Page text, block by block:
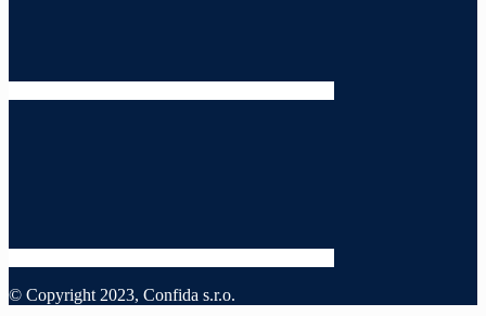
© Copyright 2023, Confida s.r.o.